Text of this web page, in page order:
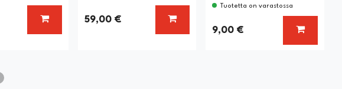
LISÄÄ KORIIN59,00 € LISÄÄ KORIIN
Tuotetta on varastossa
9,00 € LISÄÄ